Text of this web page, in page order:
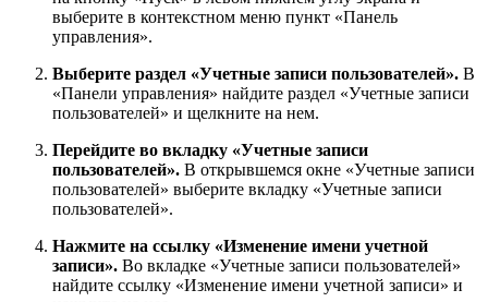
выберите в контекстном меню пункт «Панель
управления».
Выберите раздел «Учетные записи пользователей». В
«Панели управления» найдите раздел «Учетные записи
пользователей» и щелкните на нем.
Перейдите во вкладку «Учетные записи
пользователей». В открывшемся окне «Учетные записи
пользователей» выберите вкладку «Учетные записи
пользователей».
Нажмите на ссылку «Изменение имени учетной
записи». Во вкладке «Учетные записи пользователей»
найдите ссылку «Изменение имени учетной записи» и